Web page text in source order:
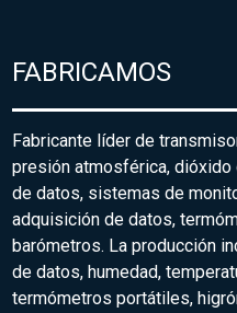
FABRICAMOS
Fabricante líder de
presión atmosférica, dióxido
de datos, sistemas de
adquisición de datos,
barómetros. La producción
de datos, humedad,
termómetros portátiles,